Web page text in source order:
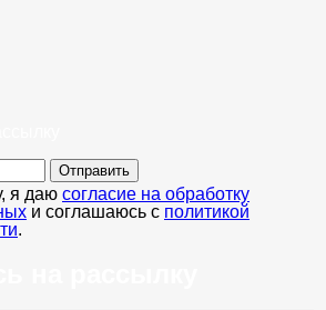
Отправить
я даю согласие на обработку
и соглашаюсь с политикой
.